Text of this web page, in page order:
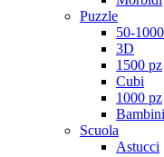
Puzzle
50-
3D
1500 pz
Cubi
1000 pz
Bambini
Scuola
Astucci